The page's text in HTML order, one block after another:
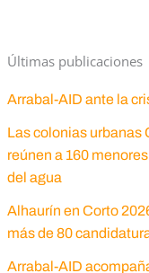
Últimas publicaciones
Arrabal-AID ante la
Las colonias urbanas
reúnen a 160
del agua
Alhaurín en Corto
más de 80
Arrabal-AID